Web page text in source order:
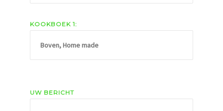
KOOKBOEK 1:
UW BERICHT